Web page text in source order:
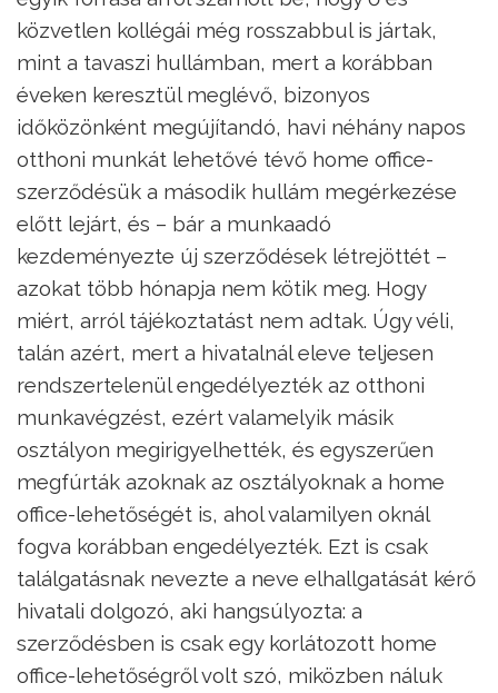
közvetlen kollégái még rosszabbul is jártak,
mint a tavaszi hullámban, mert a korábban
éveken keresztül meglévő, bizonyos
időközönként megújítandó, havi néhány napos
otthoni munkát lehetővé tévő home office-
szerződésük a második hullám megérkezése
előtt lejárt, és – bár a munkaadó
kezdeményezte új szerződések létrejöttét –
azokat több hónapja nem kötik meg. Hogy
miért, arról tájékoztatást nem adtak. Úgy véli,
talán azért, mert a hivatalnál eleve teljesen
rendszertelenül engedélyezték az otthoni
munkavégzést, ezért valamelyik másik
osztályon megirigyelhették, és egyszerűen
megfúrták azoknak az osztályoknak a home
office-lehetőségét is, ahol valamilyen oknál
fogva korábban engedélyezték. Ezt is csak
találgatásnak nevezte a neve elhallgatását kérő
hivatali dolgozó, aki hangsúlyozta: a
szerződésben is csak egy korlátozott home
office-lehetőségről volt szó, miközben náluk